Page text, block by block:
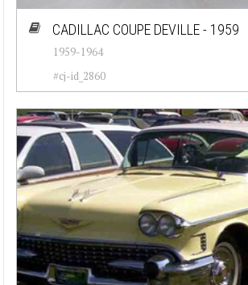
CADILLAC COUPE DEVILLE - 1959
1959-1964
#cj-id_2860